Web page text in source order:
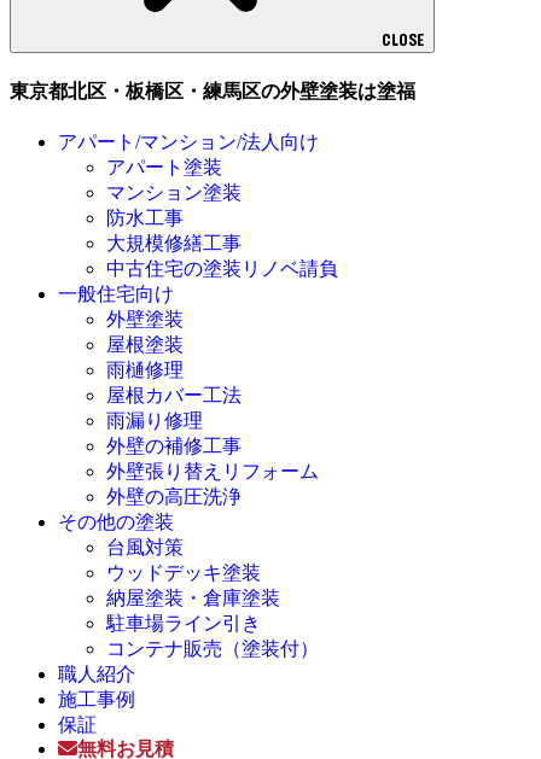
CLOSE
東京都北区・板橋区・練馬区の外壁塗装は塗福
アパート/マンション/法人向け
アパート塗装
マンション塗装
防水工事
大規模修繕工事
中古住宅の塗装リノベ請負
一般住宅向け
外壁塗装
屋根塗装
雨樋修理
屋根カバー工法
雨漏り修理
外壁の補修工事
外壁張り替えリフォーム
外壁の高圧洗浄
その他の塗装
台風対策
ウッドデッキ塗装
納屋塗装・倉庫塗装
駐車場ライン引き
コンテナ販売（塗装付）
職人紹介
施工事例
保証
無料お見積